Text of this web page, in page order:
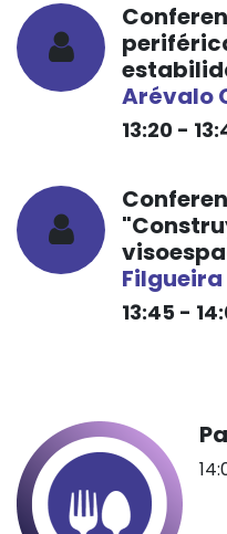
Arévalo
13:20 -
Filgueira
13:45 -